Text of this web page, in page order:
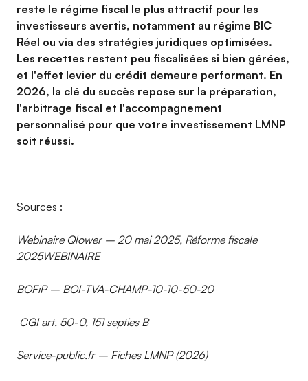
reste le régime fiscal le plus attractif pour les
investisseurs avertis, notamment au régime BIC
Réel ou via des stratégies juridiques optimisées.
Les recettes restent peu fiscalisées si bien gérées,
et l'effet levier du crédit demeure performant. En
2026, la clé du succès repose sur la préparation,
l'arbitrage fiscal et l'accompagnement
personnalisé pour que votre investissement LMNP
soit réussi.
Sources :
Webinaire Qlower – 20 mai 2025, Réforme fiscale
2025WEBINAIRE
BOFiP – BOI-TVA-CHAMP-10-10-50-20
CGI art. 50-0, 151 septies B
Service-public.fr – Fiches LMNP (2026)